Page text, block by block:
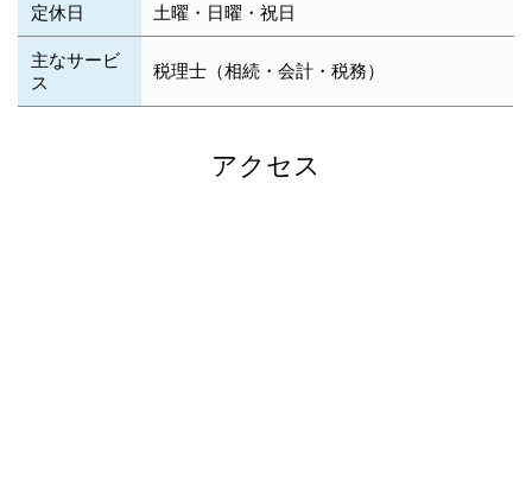
定休日 土曜・日曜・祝日
主なサービ
ス
税理士（相続・会計・税務）
アクセス